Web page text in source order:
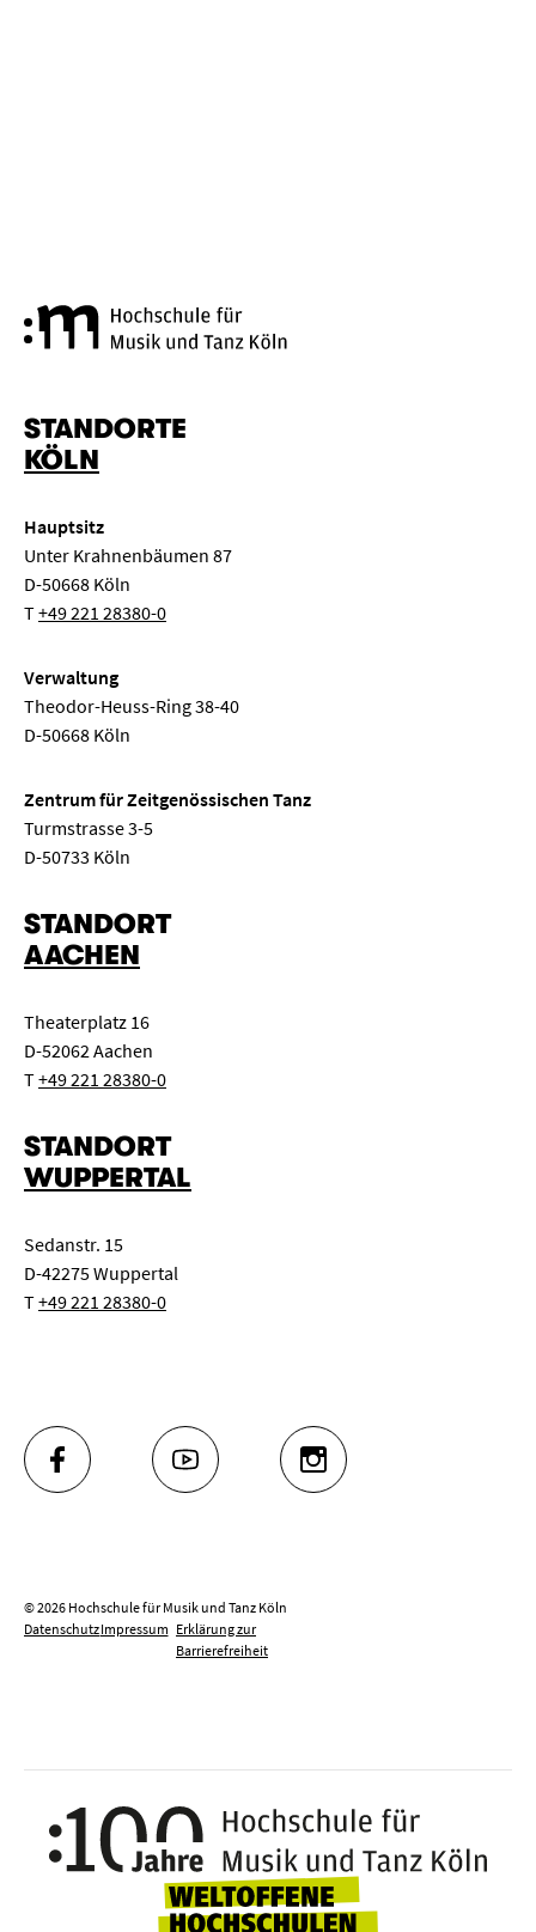
STANDORTE
KÖLN
Hauptsitz
Unter Krahnenbäumen 87
D-50668 Köln
T+49 221 28380-0
Verwaltung
Theodor-Heuss-Ring 38-40
D-50668 Köln
Zentrum für Zeitgenössischen Tanz
Turmstrasse 3-5
D-50733 Köln
STANDORT
AACHEN
Theaterplatz 16
D-52062 Aachen
T+49 221 28380-0
STANDORT
WUPPERTAL
Sedanstr. 15
D-42275 Wuppertal
T+49 221 28380-0
FACEBOOK YOUTUBE INSTAGRAM
© 2026 Hochschule für Musik und Tanz Köln
DatenschutzImpressum Erklärung zur
Barrierefreiheit